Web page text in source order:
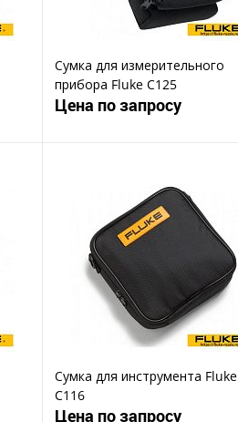
Сумка для измерительного
прибора Fluke C125
Цена по запросу
Купить в 1 клик
В избранное
Сумка для инструмента Fluke
C116
Цена по запросу